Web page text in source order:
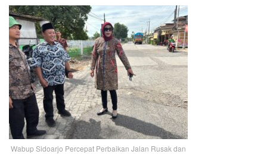
Wabup Sidoarjo Percepat Perbaikan Jalan Rusak dan